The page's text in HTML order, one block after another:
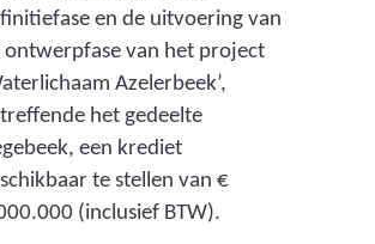
en de uitvoering van
ontwerpfase van het project
Azelerbeek’,
het gedeelte
een krediet
te stellen van €
(inclusief BTW).